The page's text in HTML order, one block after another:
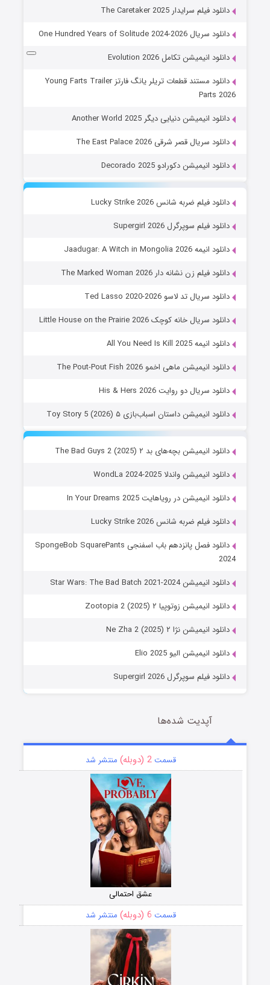
دانلود فیلم سرایدار The Caretaker 2025
دانلود سریال One Hundred Years of Solitude 2024-2026
دانلود انیمیشن تکامل Evolution 2026
دانلود مستند قطعات تریلر یانگ فارتز Young Farts Trailer
Parts 2026
دانلود انیمیشن دنیایی دیگر Another World 2025
دانلود سریال قصر شرقی The East Palace 2026
دانلود انیمیشن دکورادو Decorado 2025
دانلود فیلم ضربه شانس Lucky Strike 2026
دانلود فیلم سوپرگرل Supergirl 2026
دانلود انیمه Jaadugar: A Witch in Mongolia 2026
دانلود فیلم زن نشانه دار The Marked Woman 2026
دانلود سریال تد لاسو Ted Lasso 2020-2026
دانلود سریال خانه کوچک Little House on the Prairie 2026
دانلود انیمه All You Need Is Kill 2025
دانلود انیمیشن ماهی اخمو The Pout-Pout Fish 2026
دانلود سریال دو روایت His & Hers 2026
دانلود انیمیشن داستان اسباب‌بازی ۵ Toy Story 5 (2026)
دانلود انیمیشن بچه‌های بد ۲ The Bad Guys 2 (2025)
دانلود انیمیشن واندلا WondLa 2024-2025
دانلود انیمیشن در رویاهایت In Your Dreams 2025
دانلود فیلم ضربه شانس Lucky Strike 2026
دانلود فصل پانزدهم باب اسفنجی SpongeBob SquarePants
2024
دانلود انیمیشن Star Wars: The Bad Batch 2021-2024
دانلود انیمیشن زوتوپیا ۲ Zootopia 2 (2025)
دانلود انیمیشن نژا ۲ Ne Zha 2 (2025)
دانلود انیمیشن الیو Elio 2025
دانلود فیلم سوپرگرل Supergirl 2026
آپدیت شده‌ها
قسمت2 (دوبله) منتشر شد
عشق احتمالی
قسمت 6 (دوبله) منتشر شد